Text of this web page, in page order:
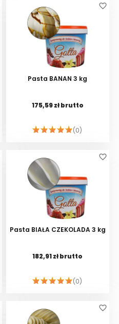
Pasta BANAN 3 kg
175,59 zł brutto
(0)
favorite_border
Pasta BIAŁA CZEKOLADA 3 kg
182,91 zł brutto
(0)
favorite_border
favorite_border